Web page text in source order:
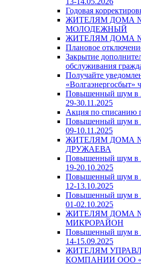
Годовая
ЖИТЕЛЯМ ДОМА №
МОЛОДЕЖНЫЙ
ЖИТЕЛЯМ ДОМА
Плановое
Закрытие
обслуживания
Получайте
«Волгаэнергосбыт»
Повышенный шум в
29-30.11.2025
Акция по списанию
Повышенный шум в
09-10.11.2025
ЖИТЕЛЯМ ДОМА №
ДРУЖАЕВА
Повышенный шум в
19-20.10.2025
Повышенный шум в
12-13.10.2025
Повышенный шум в
01-02.10.2025
ЖИТЕЛЯМ ДОМА №
МИКРОРАЙОН
Повышенный шум в
14-15.09.2025
ЖИТЕЛЯМ
КОМПАНИИ ООО